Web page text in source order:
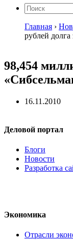
Главная ›
рублей
98,454
16.11.2010
Деловой портал
Блоги
Новости
Разработка
Экономика
Отрасли